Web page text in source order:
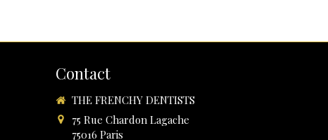
Contact
THE FRENCHY DENTISTS
75 Rue Chardon Lagache
75016 Paris